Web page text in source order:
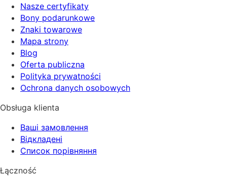
Nasze certyfikaty
Bony podarunkowe
Znaki towarowe
Mapa strony
Blog
Oferta publiczna
Polityka prywatności
Ochrona danych osobowych
Obsługa klienta
Ваші замовлення
Відкладені
Список порівняння
Łączność